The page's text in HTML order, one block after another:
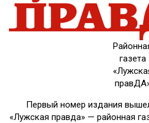
газета
Первый номер издания
«Лужская правда» — районная